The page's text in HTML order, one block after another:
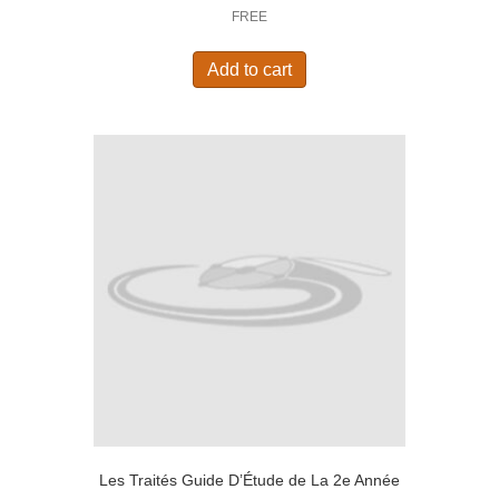
FREE
Add to cart
Les Traités Guide D’Étude de La 2e Année